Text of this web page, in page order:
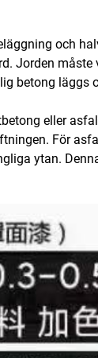
och
Jorden måste
betong läggs
eller
För
ytan.